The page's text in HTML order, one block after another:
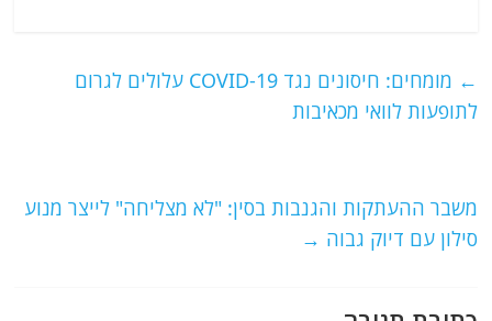
s
A
g
ra
l
er
e
k
←
מומחים: חיסונים נגד COVID-19 עלולים לגרום
לתופעות לוואי מכאיבות
משבר ההעתקות והגנבות בסין: "לא מצליחה" לייצר מנוע
סילון עם דיוק גבוה →